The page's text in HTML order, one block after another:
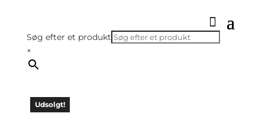
Søg efter et produkt
×
Udsolgt!
Udsolgt!
Udsolgt!